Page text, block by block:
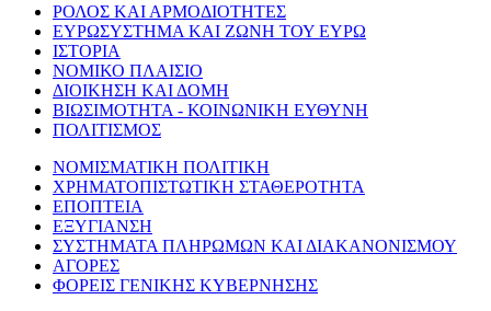
ΡΟΛΟΣ ΚΑΙ ΑΡΜΟΔΙΟΤΗΤΕΣ
ΕΥΡΩΣΥΣΤΗΜΑ ΚΑΙ ΖΩΝΗ ΤΟΥ ΕΥΡΩ
ΙΣΤΟΡΙΑ
ΝΟΜΙΚΟ ΠΛΑΙΣΙΟ
ΔΙΟΙΚΗΣΗ ΚΑΙ ΔΟΜΗ
ΒΙΩΣΙΜΟΤΗΤΑ - ΚΟΙΝΩΝΙΚΗ ΕΥΘΥΝΗ
ΠΟΛΙΤΙΣΜΟΣ
ΝΟΜΙΣΜΑΤΙΚΗ ΠΟΛΙΤΙΚΗ
ΧΡΗΜΑΤΟΠΙΣΤΩΤΙΚΗ ΣΤΑΘΕΡΟΤΗΤΑ
ΕΠΟΠΤΕΙΑ
ΕΞΥΓΙΑΝΣΗ
ΣΥΣΤΗΜΑΤΑ ΠΛΗΡΩΜΩΝ ΚΑΙ ΔΙΑΚΑΝΟΝΙΣΜΟΥ
ΑΓΟΡΕΣ
ΦΟΡΕΙΣ ΓΕΝΙΚΗΣ ΚΥΒΕΡΝΗΣΗΣ